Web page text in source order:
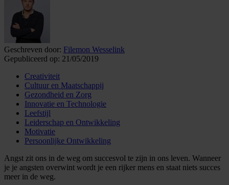
Geschreven door: Filemon Wesselink
Gepubliceerd op: 21/05/2019
Creativiteit
Cultuur en Maatschappij
Gezondheid en Zorg
Innovatie en Technologie
Leefstijl
Leiderschap en Ontwikkeling
Motivatie
Persoonlijke Ontwikkeling
Angst zit ons in de weg om succesvol te zijn in ons leven. Wanneer
je je angsten overwint wordt je een rijker mens en staat niets succes
meer in de weg.